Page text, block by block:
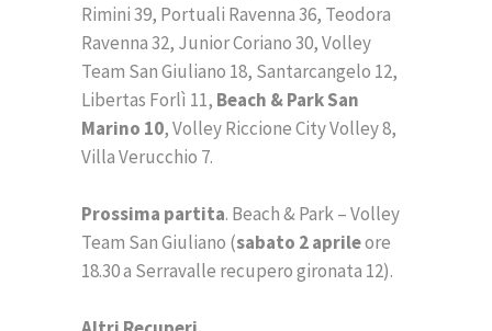
Rimini 39, Portuali Ravenna 36, Teodora
Ravenna 32, Junior Coriano 30, Volley
Team San Giuliano 18, Santarcangelo 12,
Libertas Forlì 11, Beach & Park San
Marino 10, Volley Riccione City Volley 8,
Villa Verucchio 7.
Prossima partita. Beach & Park – Volley
Team San Giuliano (sabato 2 aprileore
18.30 a Serravalle recupero gironata 12).